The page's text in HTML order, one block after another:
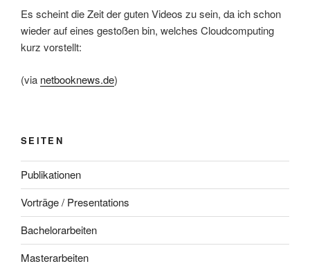
Es scheint die Zeit der guten Videos zu sein, da ich schon
wieder auf eines gestoßen bin, welches Cloudcomputing
kurz vorstellt:
(via netbooknews.de)
SEITEN
Publikationen
Vorträge / Presentations
Bachelorarbeiten
Masterarbeiten